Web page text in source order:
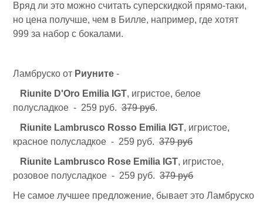
Вряд ли это можно считать суперскидкой прямо-таки,
но цена получше, чем в Билле, например, где хотят
999 за набор с бокалами.
Ламбруско от Риуните -
Riunite D'Oro Emilia IGT, игристое, белое
полусладкое - 259 руб. 379 руб.
Riunite Lambrusco Rosso Emilia IGT, игристое,
красное полусладкое - 259 руб. 379 руб
Riunite Lambrusco Rose Emilia IGT, игристое,
розовое полусладкое - 259 руб. 379 руб
Не самое лучшее предложение, бывает это Ламбруско